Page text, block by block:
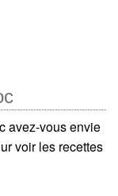
avez-vous envie
voir les recettes